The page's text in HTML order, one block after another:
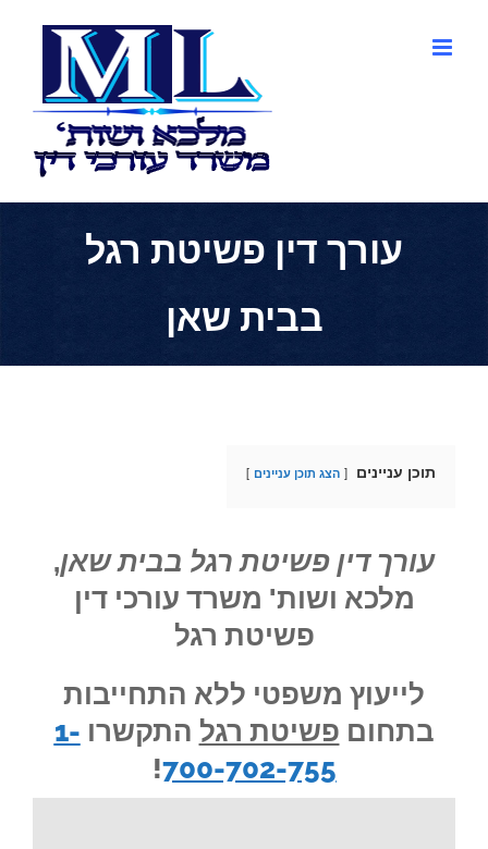
עורך דין פשיטת רגל
בבית שאן
תוכן עניינים הצג תוכן עניינים
עורך דין פשיטת רגל בבית שאן,
מלכא ושות' משרד עורכי דין
פשיטת רגל
לייעוץ משפטי ללא התחייבות
בתחום פשיטת רגל התקשרו 1-
700-702-755
!